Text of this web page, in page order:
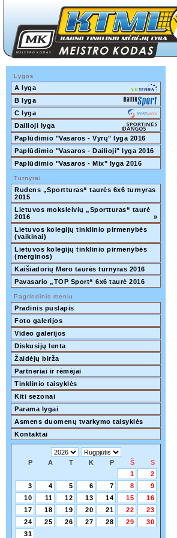
Lygos
A lyga
B lyga
C lyga
Dailioji lyga
Paplūdimio "Vasaros - Vyrų" lyga 2016
Paplūdimio "Vasaros - Dailioji" lyga 2016
Paplūdimio "Vasaros - Mix" lyga 2016
Turnyrai
Rudens „Sportturas“ taurės 6x6 turnyras
2015
Lietuvos moksleivių „Sportturas“ taurė
2016
»
Lietuvos kolegijų tinklinio pirmenybės
(vaikinai)
Lietuvos kolegijų tinklinio pirmenybės
(merginos)
Kaišiadorių Mero taurės turnyras 2016
Pavasario „TOP Sport“ 6x6 taurė 2016
Pagrindinis meniu
Pradinis puslapis
Foto galerijos
Video galerijos
Diskusijų lenta
Žaidėjų birža
Partneriai ir rėmėjai
Tinklinio taisyklės
Kiti sezonai
Parama lygai
Asmens duomenų tvarkymo taisyklės
Kontaktai
P A T K P Š
S
1
2
3
4 5 6 7 8
9
10
11 12 13 14 15
16
17
18 19 20 21 22
23
24
25 26 27 28 29
30
31